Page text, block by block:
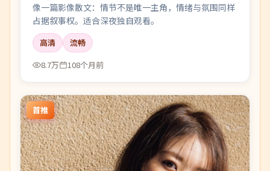
像一篇影像散文：情节不是唯一主角，情绪与氛围同样
占据叙事权。适合深夜独自观看。
高清
流畅
8.7万
108个月前
首推